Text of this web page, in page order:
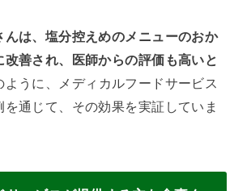
んは、塩分控えめのメニューのおか
改善され、医師からの評価も高いと
ように、メディカルフードサービス
通じて、その効果を実証していま